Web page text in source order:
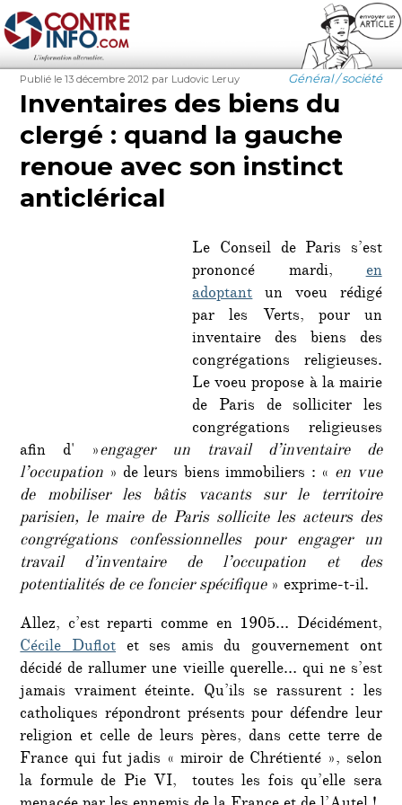
Contre-Info
Publié
le
Publié le 13 décembre 2012 Auteur
par Ludovic Leruy Catégories
Général / société
Inventaires des biens du
clergé : quand la gauche
renoue avec son instinct
anticlérical
Le Conseil de Paris s’est
prononcé mardi,en
adoptantun voeu rédigé
par les Verts, pour un
inventaire des biens des
congrégations religieuses.
Le voeu propose à la mairie
de Paris de solliciter les
congrégations religieuses
afin d' »engager un travail d’inventaire de
l’occupation » de leurs biens immobiliers : « en vue
de mobiliser les bâtis vacants sur le territoire
parisien, le maire de Paris sollicite les acteurs des
congrégations confessionnelles pour engager un
travail d’inventaire de l’occupation et des
potentialités de ce foncier spécifique» exprime-t-il.
Allez, c’est reparti comme en 1905… Décidément,
Cécile Duflot et ses amis du gouvernement ont
décidé de rallumer une vieille querelle… qui ne s’est
jamais vraiment éteinte. Qu’ils se rassurent : les
catholiques répondront présents pour défendre leur
religion et celle de leurs pères, dans cette terre de
France qui fut jadis « miroir de Chrétienté », selon
la formule de Pie VI, toutes les fois qu’elle sera